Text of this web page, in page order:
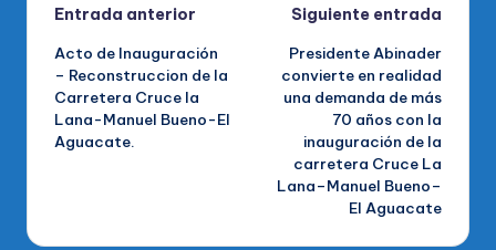
Navegación
de
entradas
Entrada anterior
Acto de Inauguración
– Reconstruccion de la
Carretera Cruce la
Lana-Manuel Bueno-El
Aguacate.
Siguiente entrada
Presidente Abinader
convierte en realidad
una demanda de más
70 años con la
inauguración de la
carretera Cruce La
Lana–Manuel Bueno–
El Aguacate